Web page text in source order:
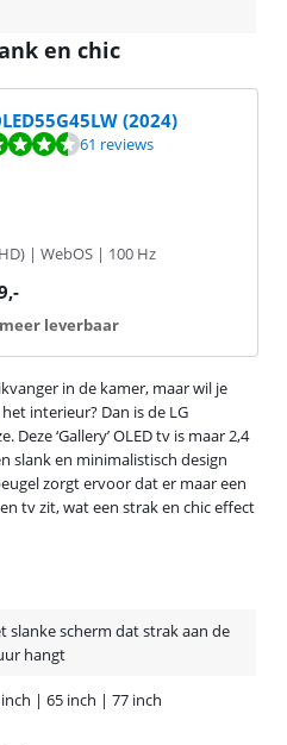
en chic
in de kamer, maar wil je
interieur? Dan is de LG
Deze ‘Gallery’ OLED tv is maar 2,4
slank en minimalistisch design
zorgt ervoor dat er maar een
tv zit, wat een strak en chic effect
(2024)
op 61 reviews.
61 reviews
| WebOS | 100 Hz
,-
leverbaar
slanke scherm dat strak aan de
hangt
inch | 65 inch | 77 inch